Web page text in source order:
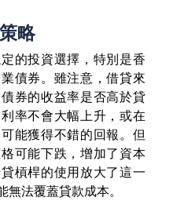
略
的投資選擇，特別是香
債券。雖注意，借貸來
券的收益率是否高於貸
率不會大幅上升，或在
能獲得不錯的回報。但
可能下跌，增加了資本
槓桿的使用放大了這一
法覆蓋貸款成本。